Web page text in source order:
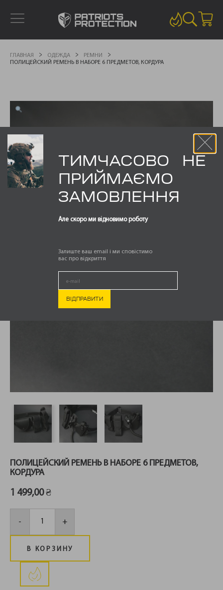
ГЛАВНАЯ ОДЕЖДА
РЕМНИ
ПОЛИЦЕЙСКИЙ РЕМЕНЬ В НАБОРЕ 6 ПРЕДМЕТОВ, КОРДУРА
ПОЛИЦЕЙСКИЙ РЕМЕНЬ В НАБОРЕ 6 ПРЕДМЕТОВ,
КОРДУРА
1 499,00₴
-
Количество
товара
Полицейский
в
6
кордура
+
В КОРЗИНУ
ТИМЧАСОВО НЕ
ПРИЙМАЄМО
ЗАМОВЛЕННЯ
Але скоро ми відновимо роботу
Залиште ваш email і ми сповістимо
вас про відкриття